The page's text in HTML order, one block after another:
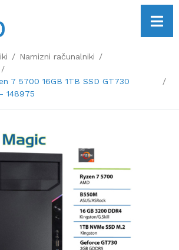
Namizni računalniki
7 5700 16GB 1TB SSD GT730
148975